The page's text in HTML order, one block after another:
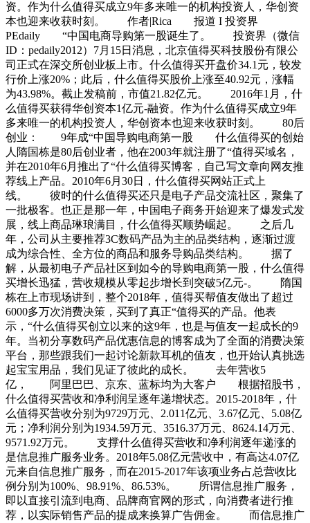
资。作为什么值得买成立9年多来唯一的机构投资人，华创资
本也迎来收获时刻。 作者|Rica 报道 I 投资界
PEdaily “中国电商导购第一股诞生了。 投资界（微信
ID：pedaily2012）7月15日消息，北京值得买科技股份有限公
司正式在深交所创业板上市。什么值得买开盘价34.1元，较发
行价上涨20%；此后，什么值得买股价上涨至40.92元，涨幅
为43.98%。截止发稿前，市值21.82亿元。 2016年1月，什
么值得买获得华创资本1亿元-融资。作为什么值得买成立9年
多来唯一的机构投资人，华创资本也迎来收获时刻。 80后
创业： 9年成“中国导购电商第一股 什么值得买的创始
人隋国栋是80后创业者，他在2003年就注册了“值得买域名，
并在2010年6月推出了“什么值得买博客，自己写文章向网友推
荐线上产品。2010年6月30日，什么值得买网站正式上
线。 彼时的什么值得买还只是电子产品交流社区，聚集了
一批极客。也正是那一年，中国电子商务开始迎来了爆发式发
展，线上商品琳琅满目，什么值得买顺势崛起。 之后几
年，公司从主要推荐3C数码产品为主的品类结构，逐渐过渡
成为综合性、全方位的商品和服务导购品类结构。 据了
解，从最初电子产品社区到如今的导购电商第一股，什么值得
买增长迅猛，营收规模从零起步增长到突破5亿元-。 隋国
栋在上市现场讲到，整个2018年，值得买帮值友做出了超过
6000多万次消费决策，买到了真正“值得买的产品。他表
示，“什么值得买创立以来的这9年，也是与值友一起成长的9
年。当初分享数码产品优惠信息的博客成为了全面的消费决策
平台，那些跟我们一起讨论新款耳机的值友，也开始认真挑选
起宝宝用品，我们见证了彼此的成长。 去年营收5
亿， 阿里巴巴、京东、蓝标均为大客户 根据招股书，
什么值得买营收和净利润呈逐年递增状态。2015-2018年，什
么值得买营收分别为9729万元、2.011亿元、3.67亿元、5.08亿
元；净利润分别为1934.59万元、3516.37万元、8624.14万元、
9571.92万元。 支撑什么值得买营收和净利润逐年递涨的
是信息推广服务业务。2018年5.08亿元营收中，有高达4.07亿
元来自信息推广服务，而在2015-2017年该项业务占总营收比
例分别为100%、98.91%、86.53%。 所谓信息推广服务，
即以直接引流到电商、品牌商官网的形式，向消费者进行推
荐，以实际销售产品的提成来换算广告佣金。 而信息推广